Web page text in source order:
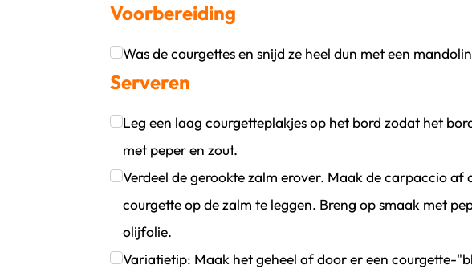
persoon
Voorbereiding
Was de courgettes en snijd ze heel dun met een
Klik om dit selectievakje aan te vinken
Serveren
Leg een laag courgetteplakjes op het bord zodat het
met peper en zout.
Klik om dit selectievakje aan te vinken
Verdeel de gerookte zalm erover. Maak de carpaccio af
courgette op de zalm te leggen. Breng op smaak met
olijfolie.
Klik om dit selectievakje aan te vinken
Variatietip: Maak het geheel af door er een courgette-